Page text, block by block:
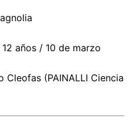
años / 10 de marzo
(PAINALLI Ciencia